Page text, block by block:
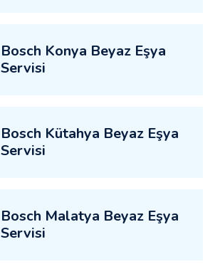
Bosch Konya Beyaz Eşya
Servisi
Bosch Kütahya Beyaz Eşya
Servisi
Bosch Malatya Beyaz Eşya
Servisi